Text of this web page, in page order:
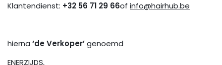
Klantendienst: +32 56 71 29 66of info@hairhub.be
hierna ‘de Verkoper’genoemd
ENERZIJDS,